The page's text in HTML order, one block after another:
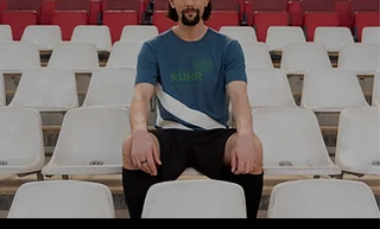
und waren damit ein voller Erfolg für
unseren Kunden.
Das Ergebnis: Genau zum Fußballfieber
konnten wir mit einer Reihe von Werbungen
und Interviews Aufmerksamkeit für die
Möglichkeiten der Metropole Ruhr
generieren.